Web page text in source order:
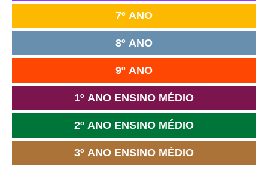
7º ANO
8º ANO
9º ANO
1º ANO ENSINO MÉDIO
2º ANO ENSINO MÉDIO
3º ANO ENSINO MÉDIO